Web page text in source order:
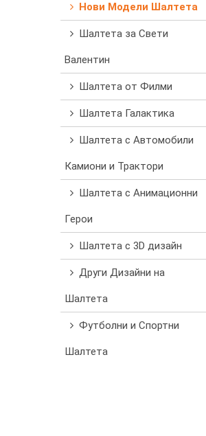
Нови Модели Шалтета
Шалтета за Свети
Валентин
Шалтета от Филми
Шалтета Галактика
Шалтета с Автомобили
Камиони и Трактори
Шалтета с Анимационни
Герои
Шалтета с 3D дизайн
Други Дизайни на
Шалтета
Футболни и Спортни
Шалтета